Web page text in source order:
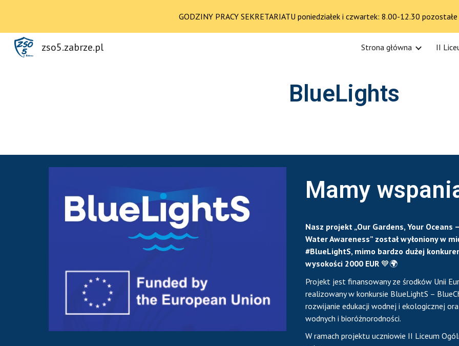
Skip to main content Skip to
GODZINY PRACY SEKRETARIATU poniedziałek i czwartek: 8.00-12.30
zso5.zabrze.pl Strona główna II
BlueLights
Mamy
Nasz projekt „Our Gardens, Your
Water Awareness” został wyłoniony w
#BlueLightS, mimo bardzo dużej
wysokości 2000 EUR 💙🌍
Projekt jest finansowany ze środków Unii
realizowany w konkursie BlueLightS –
rozwijanie edukacji wodnej i ekologicznej
wodnych i bioróżnorodności.
W ramach projektu uczniowie II Liceum